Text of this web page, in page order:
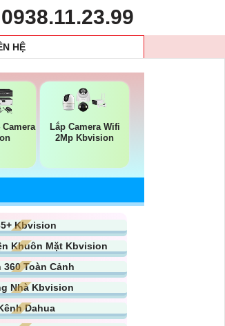
0938.11.23.99
HỆ
Lắp Camera Wifi
2Mp Kbvision
Kbvision
Khuôn Mặt Kbvision
Toàn Cảnh
Nhà Kbvision
Dahua